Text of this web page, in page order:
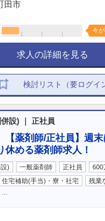
田市
今が
求人の詳細を見る
検討リスト（要ログイ
設) ｜ 正社員
【薬剤師/正社員】週
める薬剤師求人！
) 一般薬剤師 正社員 600
住宅補助(手当)・寮・社宅
残業